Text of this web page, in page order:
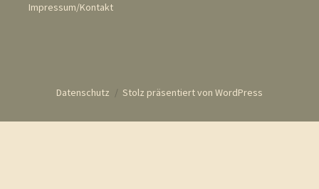
Impressum/Kontakt
Datenschutz Stolz präsentiert von WordPress